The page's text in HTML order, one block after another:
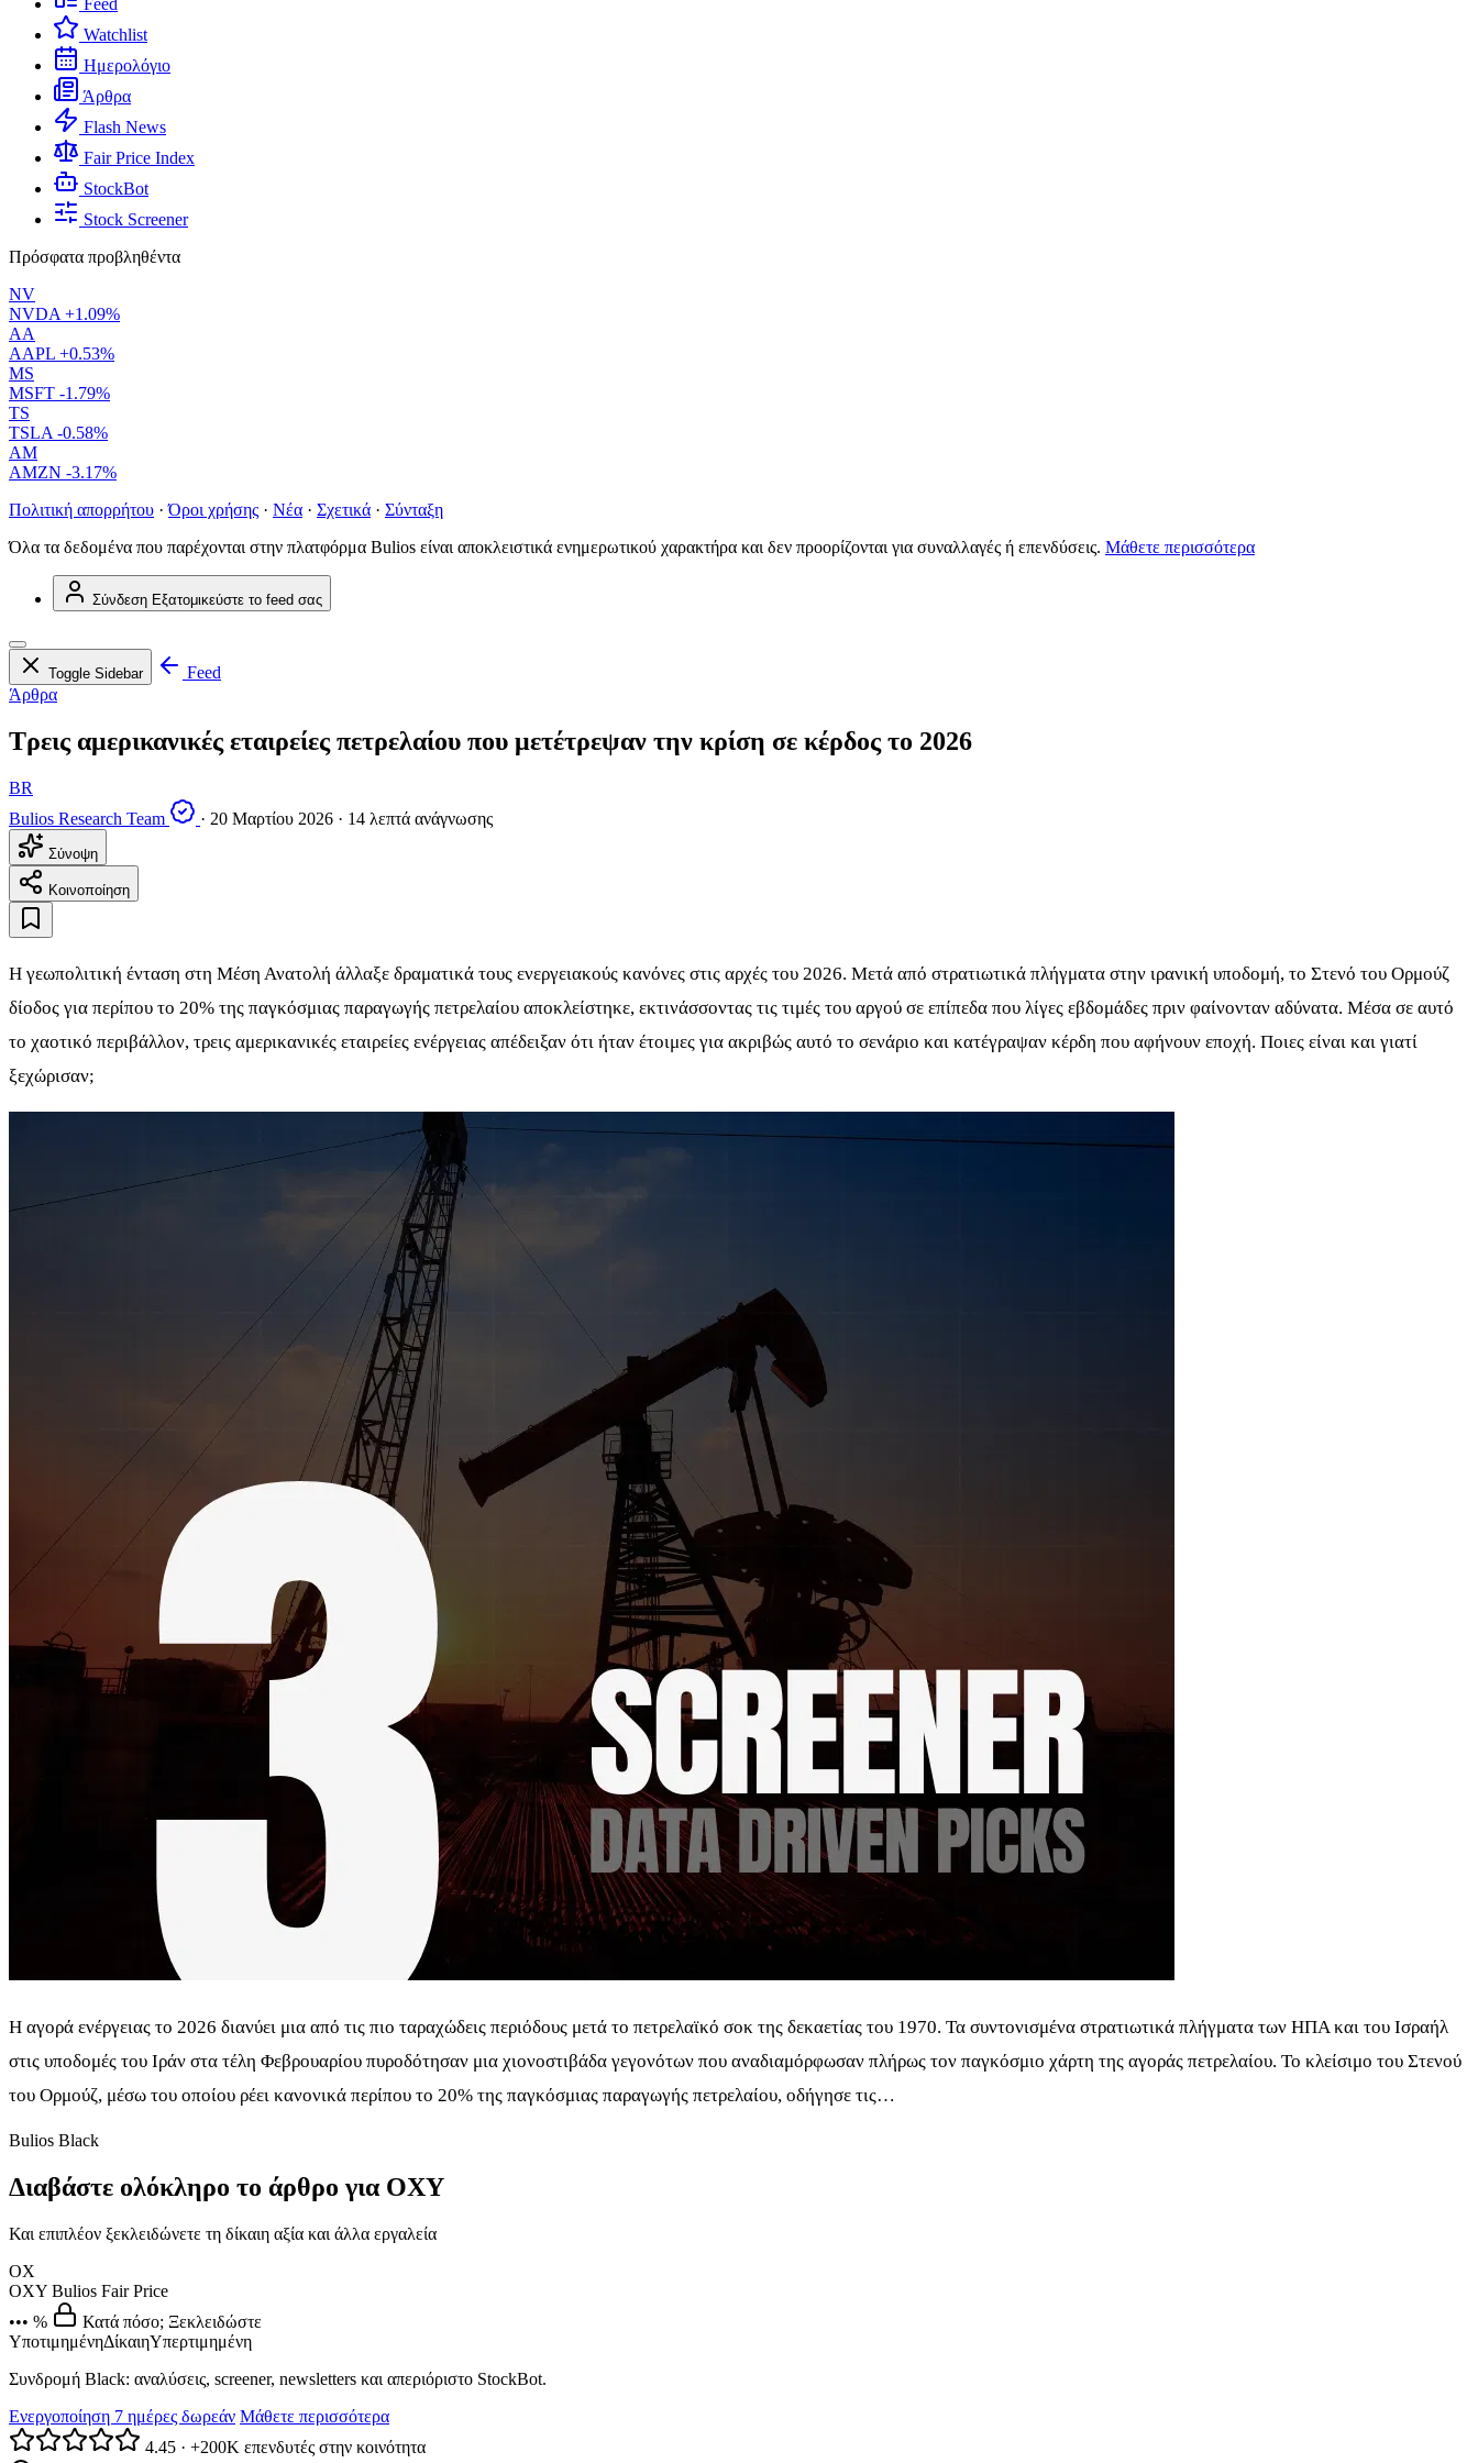
Feed
Watchlist
Ημερολόγιο
Άρθρα
Flash News
Fair Price Index
StockBot
Stock Screener
Πρόσφατα προβληθέντα
NV
NVDA +1.09%
AA
AAPL +0.53%
MS
MSFT -1.79%
TS
TSLA -0.58%
AM
AMZN -3.17%
Πολιτική απορρήτου · Όροι χρήσης · Νέα · Σχετικά · Σύνταξη
Όλα τα δεδομένα που παρέχονται στην πλατφόρμα Bulios είναι αποκλειστικά ενημερωτικού χαρακτήρα και δεν προορίζονται για συναλλαγές ή επενδύσεις. Μάθετε περισσότερα
Σύνδεση Εξατομικεύστε το feed σας
Toggle Sidebar
Feed
Άρθρα
Τρεις αμερικανικές εταιρείες πετρελαίου που μετέτρεψαν την κρίση σε κέρδος το 2026
BR
Bulios Research Team
· 20 Μαρτίου 2026 · 14 λεπτά ανάγνωσης
Σύνοψη
Κοινοποίηση
Η γεωπολιτική ένταση στη Μέση Ανατολή άλλαξε δραματικά τους ενεργειακούς κανόνες στις αρχές του 2026. Μετά από στρατιωτικά πλήγματα στην ιρανική υποδομή, το Στενό του Ορμούζ
δίοδος για περίπου το 20% της παγκόσμιας παραγωγής πετρελαίου αποκλείστηκε, εκτινάσσοντας τις τιμές του αργού σε επίπεδα που λίγες εβδομάδες πριν φαίνονταν αδύνατα. Μέσα σε αυτό
το χαοτικό περιβάλλον, τρεις αμερικανικές εταιρείες ενέργειας απέδειξαν ότι ήταν έτοιμες για ακριβώς αυτό το σενάριο και κατέγραψαν κέρδη που αφήνουν εποχή. Ποιες είναι και γιατί
ξεχώρισαν;
Η αγορά ενέργειας το 2026 διανύει μια από τις πιο ταραχώδεις περιόδους μετά το πετρελαϊκό σοκ της δεκαετίας του 1970. Τα συντονισμένα στρατιωτικά πλήγματα των ΗΠΑ και του Ισραήλ
στις υποδομές του Ιράν στα τέλη Φεβρουαρίου πυροδότησαν μια χιονοστιβάδα γεγονότων που αναδιαμόρφωσαν πλήρως τον παγκόσμιο χάρτη της αγοράς πετρελαίου. Το κλείσιμο του Στενού
του Ορμούζ, μέσω του οποίου ρέει κανονικά περίπου το 20% της παγκόσμιας παραγωγής πετρελαίου, οδήγησε τις…
Bulios Black
Διαβάστε ολόκληρο το άρθρο για OXY
Και επιπλέον ξεκλειδώνετε τη δίκαιη αξία και άλλα εργαλεία
OX
OXY Bulios Fair Price
••• %
Κατά πόσο; Ξεκλειδώστε
ΥποτιμημένηΔίκαιηΥπερτιμημένη
Συνδρομή Black: αναλύσεις, screener, newsletters και απεριόριστο StockBot.
Ενεργοποίηση 7 ημέρες δωρεάν Μάθετε περισσότερα
4.45 · +200K επενδυτές στην κοινότητα